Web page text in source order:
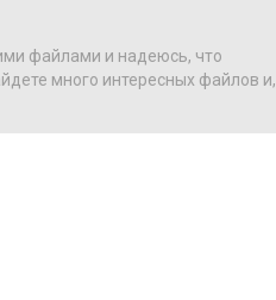
файлами и надеюсь, что
много интересных файлов и,